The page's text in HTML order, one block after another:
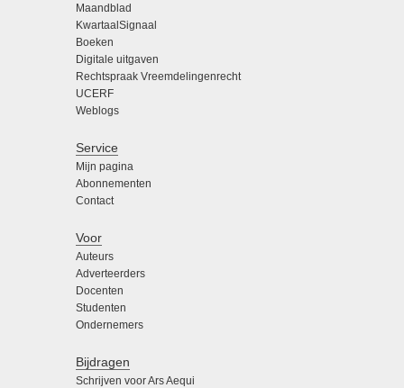
Maandblad
KwartaalSignaal
Boeken
Digitale uitgaven
Rechtspraak Vreemdelingenrecht
UCERF
Weblogs
Service
Mijn pagina
Abonnementen
Contact
Voor
Auteurs
Adverteerders
Docenten
Studenten
Ondernemers
Bijdragen
Schrijven voor Ars Aequi